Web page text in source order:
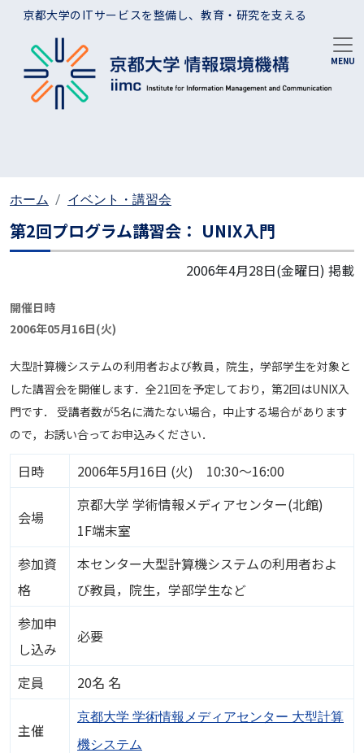
メインコンテンツに移動
京都大学のITサービスを整備し、教育・研究を支える
ホーム イベント・講習会
第2回プログラム講習会： UNIX入門
2006年4月28日(金曜日) 掲載
開催日時
2006年05月16日(火)
大型計算機システムの利用者および教員，院生，学部学生を対象と
した講習会を開催します．全21回を予定しており，第2回はUNIX入
門です． 受講者数が5名に満たない場合，中止する場合があります
ので，お誘い合ってお申込みください．
日時 2006年5月16日 (火) 10:30～16:00
会場
京都大学 学術情報メディアセンター(北館)
1F端末室
参加資
格
本センター大型計算機システムの利用者およ
び教員，院生，学部学生など
参加申
し込み
必要
定員 20名 名
主催
京都大学 学術情報メディアセンター 大型計算
機システム